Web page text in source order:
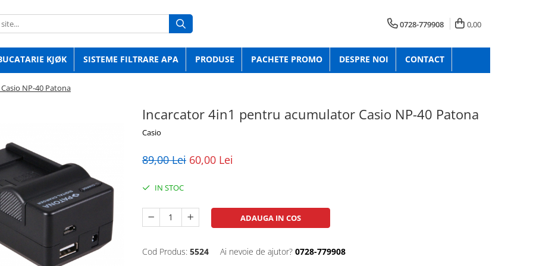
0728-779908 0,00
KJØK SISTEME FILTRARE APA PRODUSE PACHETE PROMO DESPRE NOI CONTACT
NP-40 Patona
Incarcator 4in1 pentru acumulator Casio NP-40 Patona
Casio
89,00 Lei 60,00 Lei
IN STOC
ADAUGA IN COS
Cod Produs: 5524 Ai nevoie de ajutor? 0728-779908